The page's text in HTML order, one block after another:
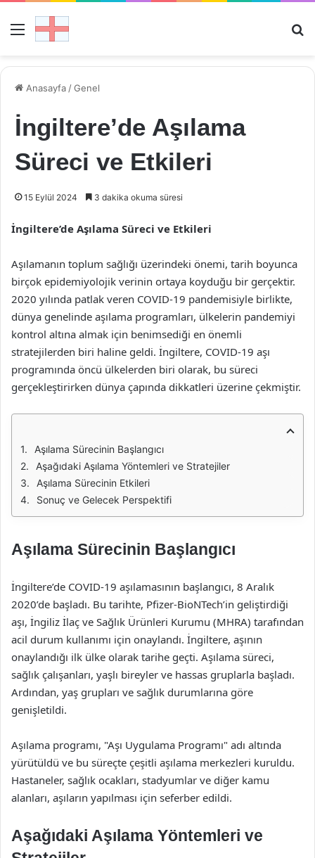
Menü
Anasayfa /Genel
İngiltere’de Aşılama
Süreci ve Etkileri
15 Eylül 2024 3 dakika okuma süresi
İngiltere’de Aşılama Süreci ve Etkileri
Aşılamanın toplum sağlığı üzerindeki önemi, tarih boyunca
birçok epidemiyolojik verinin ortaya koyduğu bir gerçektir.
2020 yılında patlak veren COVID-19 pandemisiyle birlikte,
dünya genelinde aşılama programları, ülkelerin pandemiyi
kontrol altına almak için benimsediği en önemli
stratejilerden biri haline geldi. İngiltere, COVID-19 aşı
programında öncü ülkelerden biri olarak, bu süreci
gerçekleştirirken dünya çapında dikkatleri üzerine çekmiştir.
Aşılama Sürecinin Başlangıcı
Aşağıdaki Aşılama Yöntemleri ve Stratejiler
Aşılama Sürecinin Etkileri
Sonuç ve Gelecek Perspektifi
Aşılama Sürecinin Başlangıcı
İngiltere’de COVID-19 aşılamasının başlangıcı, 8 Aralık
2020’de başladı. Bu tarihte, Pfizer-BioNTech’in geliştirdiği
aşı, İngiliz İlaç ve Sağlık Ürünleri Kurumu (MHRA) tarafından
acil durum kullanımı için onaylandı. İngiltere, aşının
onaylandığı ilk ülke olarak tarihe geçti. Aşılama süreci,
sağlık çalışanları, yaşlı bireyler ve hassas gruplarla başladı.
Ardından, yaş grupları ve sağlık durumlarına göre
genişletildi.
Aşılama programı, "Aşı Uygulama Programı" adı altında
yürütüldü ve bu süreçte çeşitli aşılama merkezleri kuruldu.
Hastaneler, sağlık ocakları, stadyumlar ve diğer kamu
alanları, aşıların yapılması için seferber edildi.
Aşağıdaki Aşılama Yöntemleri ve